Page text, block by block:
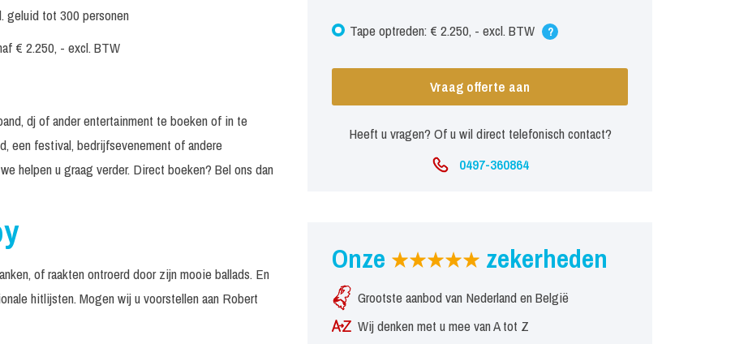
geluid tot 300 personen
€ 2.250, - excl. BTW
dj of ander entertainment te boeken of in te
een festival, bedrijfsevenement of andere
helpen u graag verder. Direct boeken? Bel ons dan
of raakten ontroerd door zijn mooie ballads. En
hitlijsten. Mogen wij u voorstellen aan Robert
Tape optreden: € 2.250, - excl. BTW ?
Vraag offerte aan
Heeft u vragen? Of u wil direct telefonisch contact?
0497-360864
Onze zekerheden
Grootste aanbod van Nederland en België
Wij denken met u mee van A tot Z